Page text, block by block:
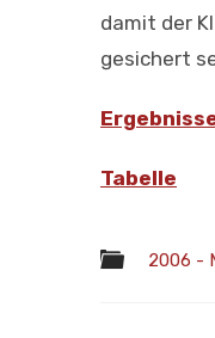
damit der
gesichert
Tabelle
2006 -